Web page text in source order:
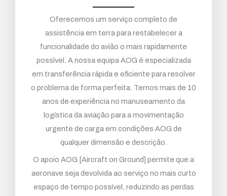
Oferecemos um serviço completo de
assistência em terra para restabelecer a
funcionalidade do avião o mais rapidamente
possível. A nossa equipa AOG é especializada
em transferência rápida e eficiente para resolver
o problema de forma perfeita. Temos mais de 10
anos de experiência no manuseamento da
logística da aviação para a movimentação
urgente de carga em condições AOG de
qualquer dimensão e descrição.
O apoio AOG [Aircraft on Ground] permite que a
aeronave seja devolvida ao serviço no mais curto
espaço de tempo possível, reduzindo as perdas